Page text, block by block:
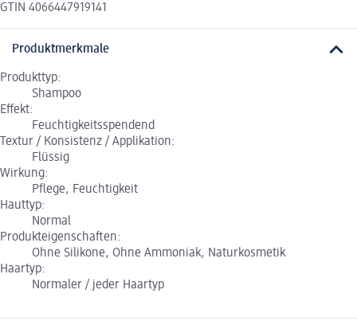
GTIN 4066447919141
Produktmerkmale
Produkttyp:
Shampoo
Effekt:
Feuchtigkeitsspendend
Textur / Konsistenz / Applikation:
Flüssig
Wirkung:
Pflege, Feuchtigkeit
Hauttyp:
Normal
Produkteigenschaften:
Ohne Silikone, Ohne Ammoniak, Naturkosmetik
Haartyp:
Normaler / jeder Haartyp